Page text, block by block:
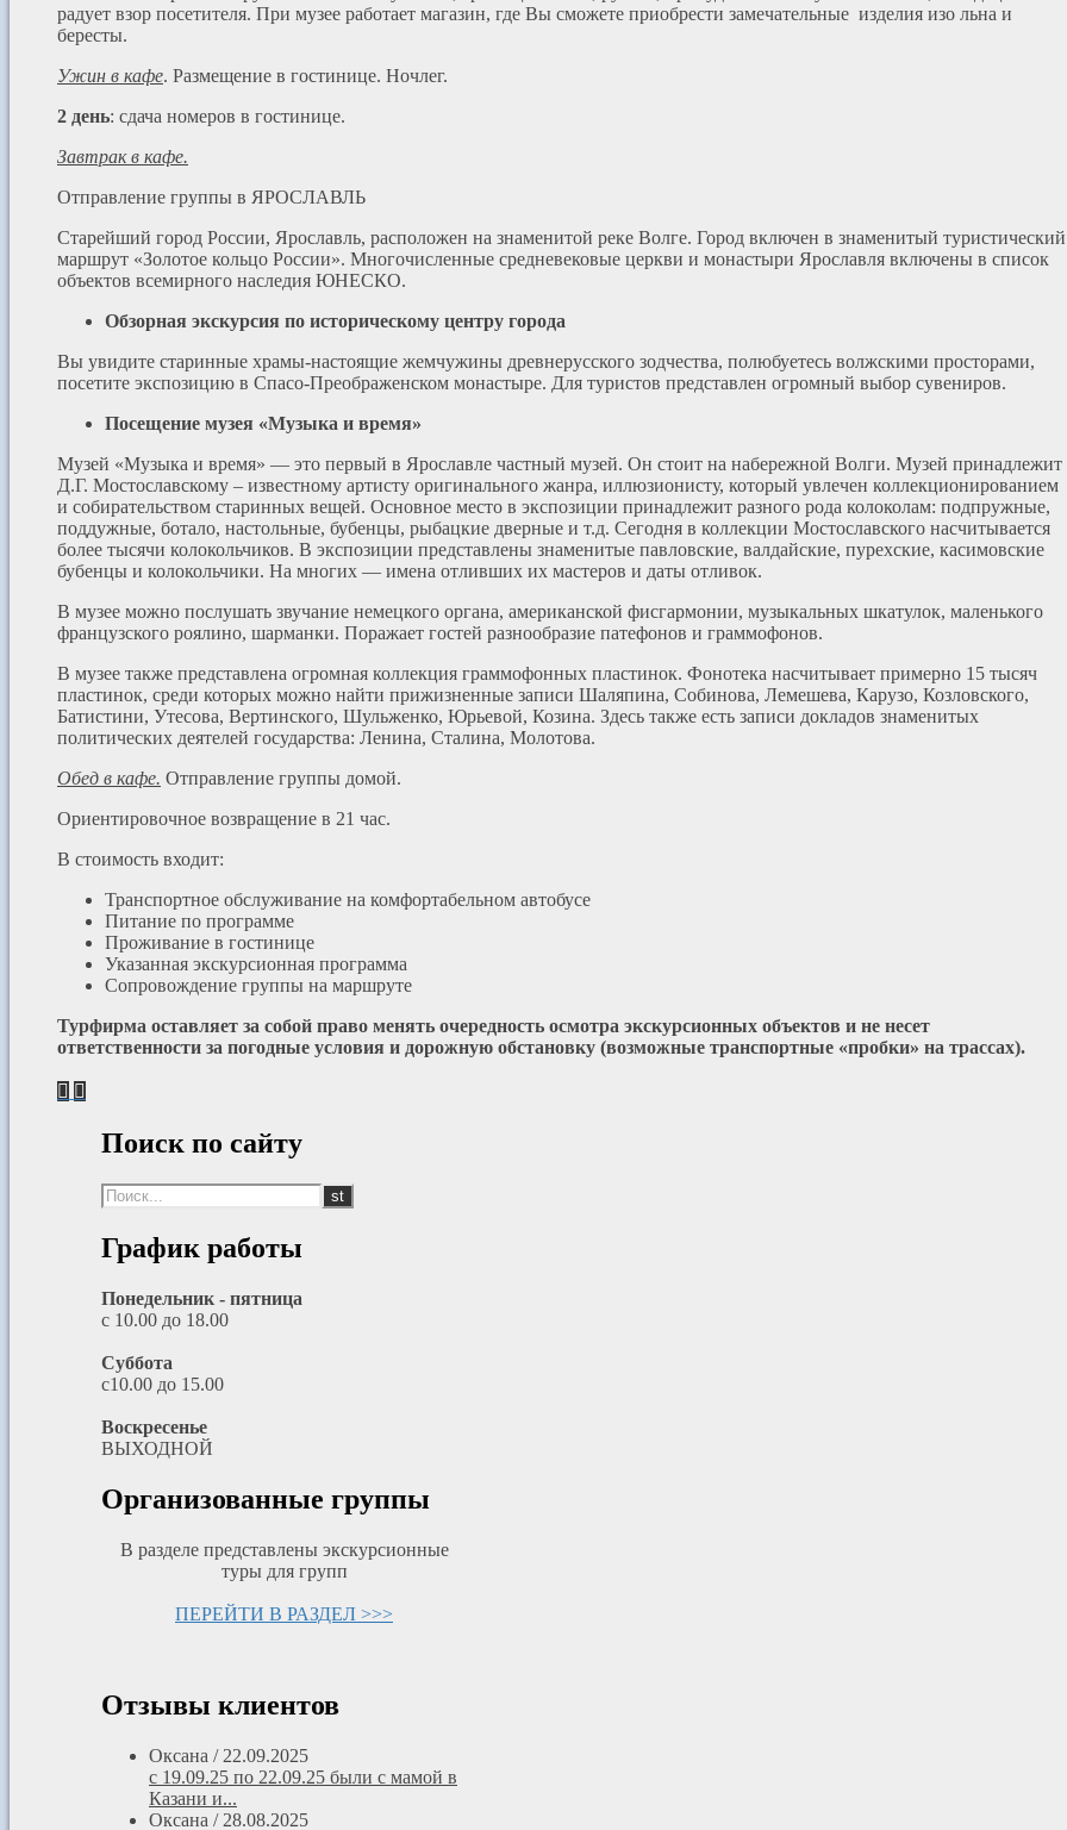
радует взор посетителя. При музее работает магазин, где Вы сможете приобрести замечательные изделия изо льна и
бересты.
Ужин в кафе. Размещение в гостинице. Ночлег.
2 день: сдача номеров в гостинице.
Завтрак в кафе.
Отправление группы в ЯРОСЛАВЛЬ
Старейший город России, Ярославль, расположен на знаменитой реке Волге. Город включен в знаменитый туристический
маршрут «Золотое кольцо России». Многочисленные средневековые церкви и монастыри Ярославля включены в список
объектов всемирного наследия ЮНЕСКО.
Обзорная экскурсия по историческому центру города
Вы увидите старинные храмы-настоящие жемчужины древнерусского зодчества, полюбуетесь волжскими просторами,
посетите экспозицию в Спасо-Преображенском монастыре. Для туристов представлен огромный выбор сувениров.
Посещение музея «Музыка и время»
Музей «Музыка и время» — это первый в Ярославле частный музей. Он стоит на набережной Волги. Музей принадлежит
Д.Г. Мостославскому – известному артисту оригинального жанра, иллюзионисту, который увлечен коллекционированием
и собирательством старинных вещей. Основное место в экспозиции принадлежит разного рода колоколам: подпружные,
поддужные, ботало, настольные, бубенцы, рыбацкие дверные и т.д. Сегодня в коллекции Мостославского насчитывается
более тысячи колокольчиков. В экспозиции представлены знаменитые павловские, валдайские, пурехские, касимовские
бубенцы и колокольчики. На многих — имена отливших их мастеров и даты отливок.
В музее можно послушать звучание немецкого органа, американской фисгармонии, музыкальных шкатулок, маленького
французского роялино, шарманки. Поражает гостей разнообразие патефонов и граммофонов.
В музее также представлена огромная коллекция граммофонных пластинок. Фонотека насчитывает примерно 15 тысяч
пластинок, среди которых можно найти прижизненные записи Шаляпина, Собинова, Лемешева, Карузо, Козловского,
Батистини, Утесова, Вертинского, Шульженко, Юрьевой, Козина. Здесь также есть записи докладов знаменитых
политических деятелей государства: Ленина, Сталина, Молотова.
Обед в кафе. Отправление группы домой.
Ориентировочное возвращение в 21 час.
В стоимость входит:
Транспортное обслуживание на комфортабельном автобусе
Питание по программе
Проживание в гостинице
Указанная экскурсионная программа
Сопровождение группы на маршруте
Турфирма оставляет за собой право менять очередность осмотра экскурсионных объектов и не несет
ответственности за погодные условия и дорожную обстановку (возможные транспортные «пробки» на трассах).
Поиск по сайту
График работы
Понедельник - пятница
с 10.00 до 18.00
Суббота
с10.00 до 15.00
Воскресенье
ВЫХОДНОЙ
Организованные группы
В разделе представлены экскурсионные
туры для групп
ПЕРЕЙТИ В РАЗДЕЛ >>>
Отзывы клиентов
Оксана / 22.09.2025
с 19.09.25 по 22.09.25 были с мамой в
Казани и...
Оксана / 28.08.2025